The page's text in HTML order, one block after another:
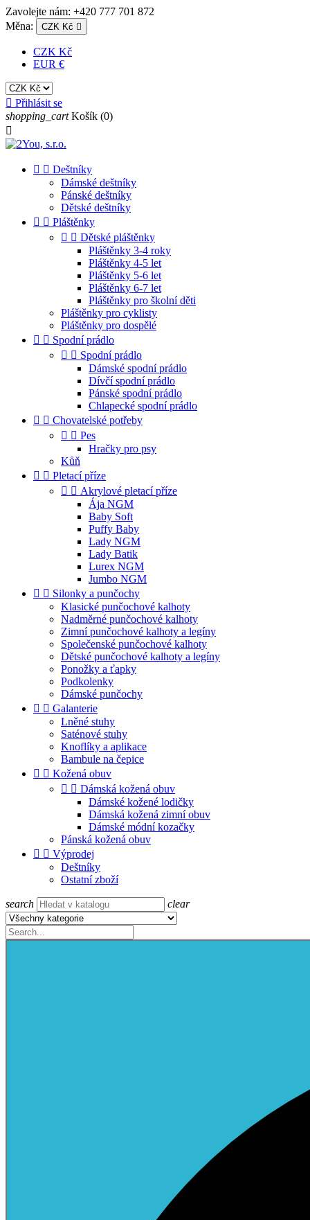
Zavolejte nám: +420 777 701 872
Měna:
CZK Kč 
CZK Kč
EUR €
 Přihlásit se
shopping_cart Košík (0)

  Deštníky
Dámské deštníky
Pánské deštníky
Dětské deštníky
  Pláštěnky
  Dětské pláštěnky
Pláštěnky 3-4 roky
Pláštěnky 4-5 let
Pláštěnky 5-6 let
Pláštěnky 6-7 let
Pláštěnky pro školní děti
Pláštěnky pro cyklisty
Pláštěnky pro dospělé
  Spodní prádlo
  Spodní prádlo
Dámské spodní prádlo
Dívčí spodní prádlo
Pánské spodní prádlo
Chlapecké spodní prádlo
  Chovatelské potřeby
  Pes
Hračky pro psy
Kůň
  Pletací příze
  Akrylové pletací příze
Ája NGM
Baby Soft
Puffy Baby
Lady NGM
Lady Batik
Lurex NGM
Jumbo NGM
  Silonky a punčochy
Klasické punčochové kalhoty
Nadměrné punčochové kalhoty
Zimní punčochové kalhoty a legíny
Společenské punčochové kalhoty
Dětské punčochové kalhoty a legíny
Ponožky a ťapky
Podkolenky
Dámské punčochy
  Galanterie
Lněné stuhy
Saténové stuhy
Knoflíky a aplikace
Bambule na čepice
  Kožená obuv
  Dámská kožená obuv
Dámské kožené lodičky
Dámská kožená zimní obuv
Dámské módní kozačky
Pánská kožená obuv
  Výprodej
Deštníky
Ostatní zboží
search clear